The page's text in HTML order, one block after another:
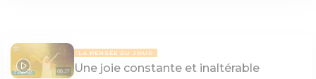
08:27
LA PENSÉE DU JOUR
Une joie constante et inaltérable